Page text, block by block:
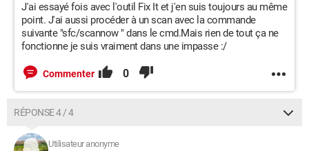
J'ai essayé fois avec l'outil Fix It et j'en suis toujours au même
point. J'ai aussi procéder à un scan avec la commande
suivante "sfc/scannow " dans le cmd.Mais rien de tout ça ne
fonctionne je suis vraiment dans une impasse :/
Commenter 0
RÉPONSE 4 / 4
Utilisateur anonyme